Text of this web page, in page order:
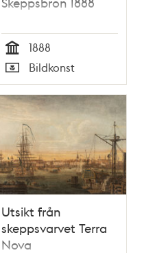
Tid
1888
Typ
Bildkonst
Utsikt från
skeppsvarvet Terra
Nova